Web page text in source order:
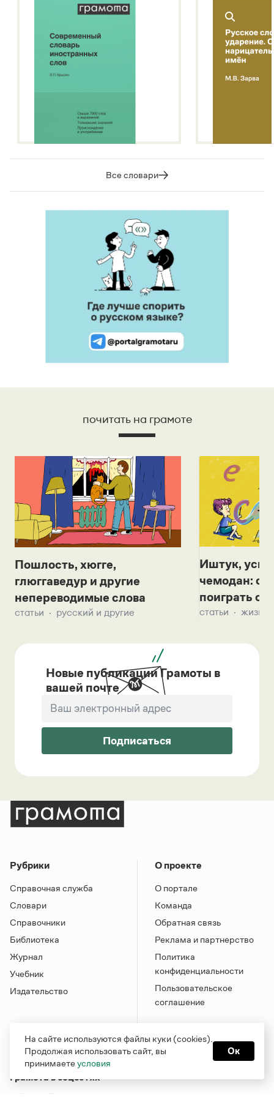
Все словари
почитать на грамоте
Пошлость, хюгге,
глюггаведур и другие
непереводимые слова
статьи русский и другие
Иштук,
чемодан:
поиграть с
статьи жизнь
Новые публикации Грамоты в
вашей почте
Подписаться
Рубрики
Справочная служба
Словари
Справочники
Библиотека
Журнал
Учебник
Издательство
О проекте
О портале
Команда
Обратная связь
Реклама и партнерство
Политика
конфиденциальности
Пользовательское
соглашение
Грамота в соцсетях
На сайте используются файлы куки (cookies).
Продолжая использовать сайт, вы
принимаетеусловия
Ок